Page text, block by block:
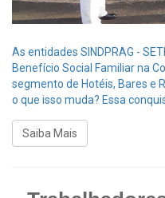
As entidades SINDPRAG -
Benefício Social Familiar na
segmento de Hotéis, Bares e
o que isso muda? Essa
Saiba Mais